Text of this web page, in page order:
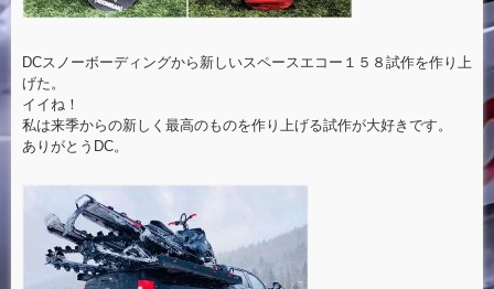
DCスノーボーディングから新しいスペースエコー１５８試作を作り上
げた。
イイね！
私は来季からの新しく最高のものを作り上げる試作が大好きです。
ありがとうDC。